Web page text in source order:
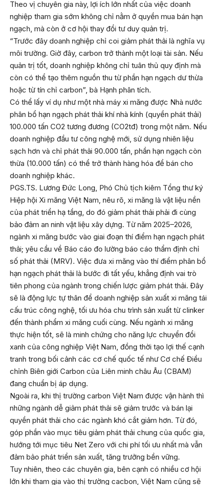
Theo vị chuyên gia này, lợi ích lớn nhất của việc doanh
nghiệp tham gia sớm không chỉ nằm ở quyền mua bán hạn
ngạch, mà còn ở cơ hội thay đổi tư duy quản trị.
“Trước đây doanh nghiệp chỉ coi giảm phát thải là nghĩa vụ
môi trường. Giờ đây, carbon trở thành một loại tài sản. Nếu
quản trị tốt, doanh nghiệp không chỉ tuân thủ quy định mà
còn có thể tạo thêm nguồn thu từ phần hạn ngạch dư thừa
hoặc từ tín chỉ carbon”, bà Hạnh phân tích.
Có thể lấy ví dụ như một nhà máy xi măng được Nhà nước
phân bổ hạn ngạch phát thải khí nhà kính (quyền phát thải)
100.000 tấn CO2 tương đương (CO2tđ) trong một năm. Nếu
doanh nghiệp đầu tư công nghệ mới, sử dụng nhiên liệu
sạch hơn và chỉ phát thải 90.000 tấn, phần hạn ngạch còn
thừa (10.000 tấn) có thể trở thành hàng hóa để bán cho
doanh nghiệp khác.
PGS.TS. Lương Đức Long, Phó Chủ tịch kiêm Tổng thư ký
Hiệp hội Xi măng Việt Nam, nêu rõ, xi măng là vật liệu nền
của phát triển hạ tầng, do đó giảm phát thải phải đi cùng
bảo đảm an ninh vật liệu xây dựng. Từ năm 2025–2026,
ngành xi măng bước vào giai đoạn thí điểm hạn ngạch phát
thải; yêu cầu về Báo cáo đo lường báo cáo thẩm định chỉ
số phát thải (MRV). Việc đưa xi măng vào thí điểm phân bổ
hạn ngạch phát thải là bước đi tất yếu, khẳng định vai trò
tiên phong của ngành trong chiến lược giảm phát thải. Đây
sẽ là động lực tự thân để doanh nghiệp sản xuất xi măng tái
cấu trúc công nghệ, tối ưu hóa chu trình sản xuất từ clinker
đến thành phẩm xi măng cuối cùng. Nếu ngành xi măng
thực hiện tốt, sẽ là minh chứng cho năng lực chuyển đổi
xanh của công nghiệp Việt Nam, đồng thời tạo lợi thế cạnh
tranh trong bối cảnh các cơ chế quốc tế như Cơ chế Điều
chỉnh Biên giới Carbon của Liên minh châu Âu (CBAM)
đang chuẩn bị áp dụng.
Ngoài ra, khi thị trường carbon Việt Nam được vận hành thì
những ngành dễ giảm phát thải sẽ giảm trước và bán lại
quyền phát thải cho các ngành khó cắt giảm hơn. Từ đó,
góp phần vào mục tiêu giảm phát thải chung của quốc gia,
hướng tới mục tiêu Net Zero với chi phí tối ưu nhất mà vẫn
đảm bảo phát triển sản xuất, tăng trưởng bền vững.
Tuy nhiên, theo các chuyên gia, bên cạnh có nhiều cơ hội
lớn khi tham gia vào thị trường cacbon, Việt Nam cũng sẽ